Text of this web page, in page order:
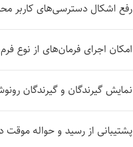
رفع اشکال دسترسی‌های کاربر
امکان اجرای فرمان‌های از نوع
نمایش گیرندگان و گیرندگان
پشتیبانی از رسید و حواله موقت